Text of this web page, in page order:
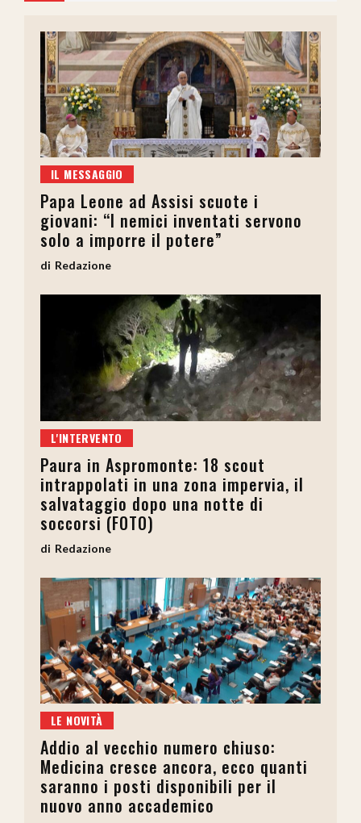
IL MESSAGGIO
Papa Leone ad Assisi scuote i
giovani: “I nemici inventati servono
solo a imporre il potere”
Redazione
L'INTERVENTO
Paura in Aspromonte: 18 scout
intrappolati in una zona impervia, il
salvataggio dopo una notte di
soccorsi (FOTO)
Redazione
LE NOVITÀ
Addio al vecchio numero chiuso:
Medicina cresce ancora, ecco quanti
saranno i posti disponibili per il
nuovo anno accademico